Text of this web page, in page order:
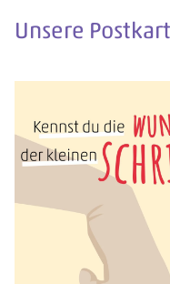
Unsere